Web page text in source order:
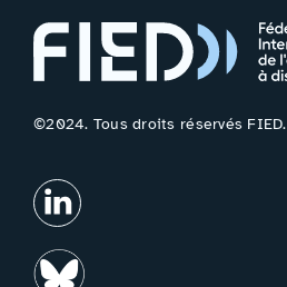
©2024. Tous droits réservés FIED.